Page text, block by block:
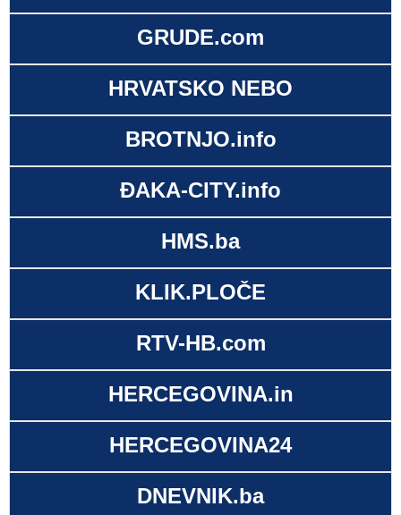
GRUDE.com
HRVATSKO NEBO
BROTNJO.info
ĐAKA-CITY.info
HMS.ba
KLIK.PLOČE
RTV-HB.com
HERCEGOVINA.in
HERCEGOVINA24
DNEVNIK.ba